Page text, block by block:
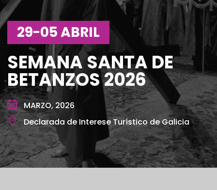
29-05 ABRIL
SEMANA SANTA DE
BETANZOS 2026
MARZO, 2026
Declarada de Interese Turístico de Galicia